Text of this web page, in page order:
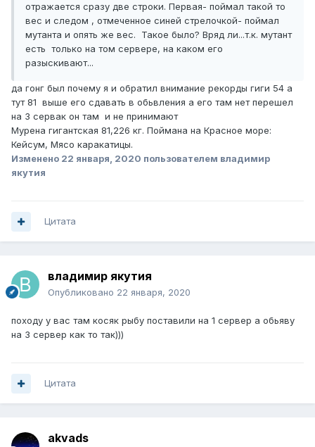
отражается сразу две строки. Первая- поймал такой то
вес и следом , отмеченное синей стрелочкой- поймал
мутанта и опять же вес. Такое было? Вряд ли...т.к. мутант
есть только на том сервере, на каком его
разыскивают...
да гонг был почему я и обратил внимание рекорды гиги 54 а
тут 81 выше его сдавать в обьвления а его там нет перешел
на 3 сервак он там и не принимают
Мурена гигантская 81,226 кг. Поймана на Красное море:
Кейсум, Мясо каракатицы.
Изменено 22 января, 2020 пользователем владимир
якутия
Цитата
владимир якутия
Опубликовано 22 января, 2020
походу у вас там косяк рыбу поставили на 1 сервер а обьяву
на 3 сервер как то так)))
Цитата
akvads